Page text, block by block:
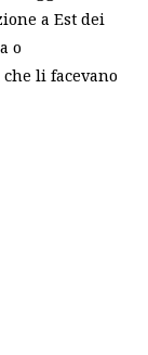
a Est dei
o
li facevano